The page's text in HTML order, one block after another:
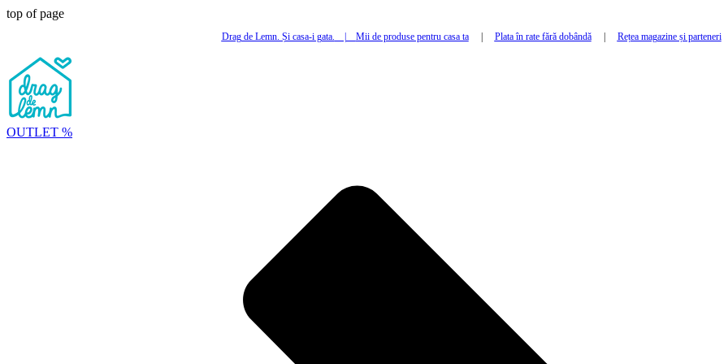
top of page
Drag de Lemn. Și casa-i gata. Mii de produse pentru casa ta| Plata în rate fără dobândă| Rețea magazine și parteneri
OUTLET %